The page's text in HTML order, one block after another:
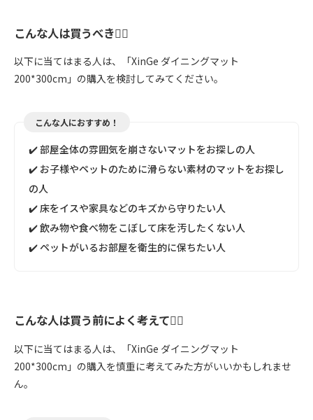
こんな人は買うべき🙆‍♀️
以下に当てはまる人は、「XinGe ダイニングマット
200*300cm」の購入を検討してみてください。
こんな人におすすめ！
✔️ 部屋全体の雰囲気を崩さないマットをお探しの人
✔️ お子様やペットのために滑らない素材のマットをお探し
の人
✔️ 床をイスや家具などのキズから守りたい人
✔️ 飲み物や食べ物をこぼして床を汚したくない人
✔️ ペットがいるお部屋を衛生的に保ちたい人
こんな人は買う前によく考えて🙅‍♀️
以下に当てはまる人は、「XinGe ダイニングマット
200*300cm」の購入を慎重に考えてみた方がいいかもしれませ
ん。